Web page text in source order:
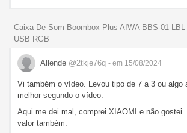
Caixa De Som Boombox Plus AIWA BBS-01-
USB RGB
Allende @2tkje76q - em 15/08/2024
Vi também o vídeo. Levou tipo de 7 a 3 ou algo
melhor segundo o vídeo.
Aqui me dei mal, comprei XIAOMI e não
valor também.